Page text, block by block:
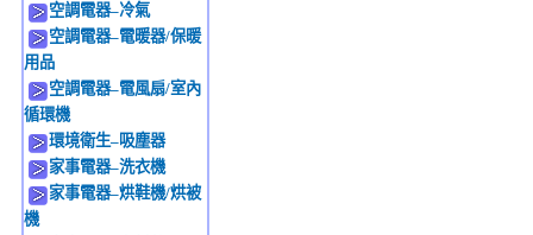
空調電器–冷氣
空調電器–電暖器/保暖
用品
空調電器–電風扇/室內
循環機
環境衛生–吸塵器
家事電器–洗衣機
家事電器–烘鞋機/烘被
機